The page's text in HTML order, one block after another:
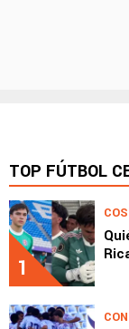
TOP FÚTBOL
1